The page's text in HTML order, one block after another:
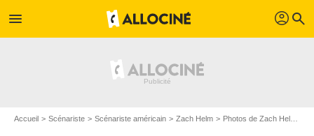
menu profil search
Accueil Scénariste Scénariste américain Zach Helm Photos de Zach Helm